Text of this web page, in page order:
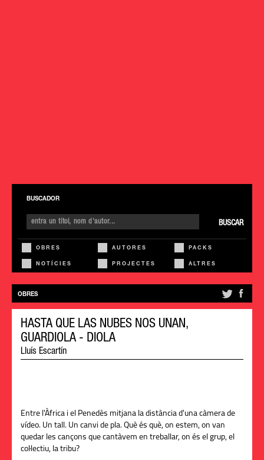
BUSCADOR
BUSCAR
OBRES AUTORES PACKS
NOTÍCIES PROJECTES ALTRES
OBRES
HASTA QUE LAS NUBES NOS UNAN,
GUARDIOLA - DIOLA
Lluís Escartín
Entre l'Àfrica i el Penedès mitjana la distància d'una càmera de
vídeo. Un tall. Un canvi de pla. Què és què, on estem, on van
quedar les cançons que cantàvem en treballar, on és el grup, el
col·lectiu, la tribu?